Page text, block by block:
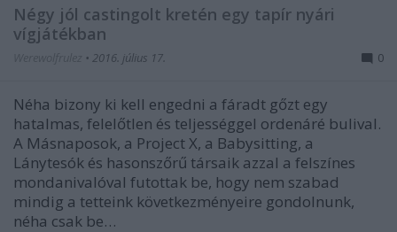
Négy jól castingolt kretén egy tapír nyári
vígjátékban
• 2016. július 17. 0
Néha bizony ki kell engedni a fáradt gőzt egy
hatalmas, felelőtlen és teljességgel ordenáré bulival.
A Másnaposok, a Project X, a Babysitting, a
Lánytesók és hasonszőrű társaik azzal a felszínes
mondanivalóval futottak be, hogy nem szabad
mindig a tetteink következményeire gondolnunk,
néha csak be…